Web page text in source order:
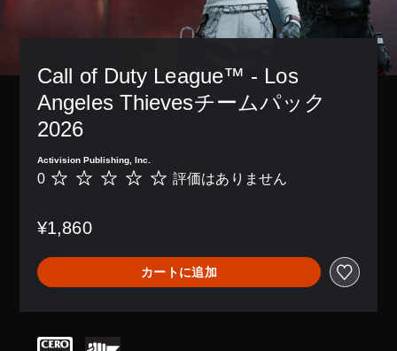
Call of Duty League™ - Los
Angeles Thievesチームパック
2026
Activision Publishing, Inc.
評
あ
ま
せ
ん
0 評価はありません
¥1,860
カートに追加